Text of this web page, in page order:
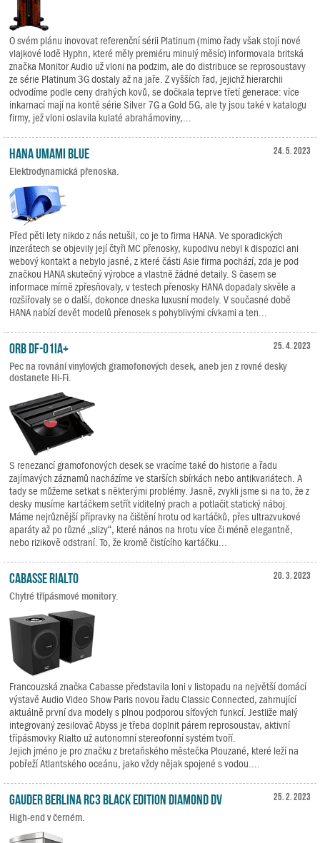
O svém plánu inovovat referenční sérii Platinum (mimo řady však stojí nové
vlajkové lodě Hyphn, které měly premiéru minulý měsíc) informovala britská
značka Monitor Audio už vloni na podzim, ale do distribuce se reprosoustavy
ze série Platinum 3G dostaly až na jaře. Z vyšších řad, jejichž hierarchii
odvodíme podle ceny drahých kovů, se dočkala teprve třetí generace: více
inkarnací mají na kontě série Silver 7G a Gold 5G, ale ty jsou také v katalogu
firmy, jež vloni oslavila kulaté abrahámoviny,...
24. 5. 2023
HANA Umami Blue
Elektrodynamická přenoska.
Před pěti lety nikdo z nás netušil, co je to firma HANA. Ve sporadických
inzerátech se objevily její čtyři MC přenosky, kupodivu nebyl k dispozici ani
webový kontakt a nebylo jasné, z které části Asie firma pochází, zda je pod
značkou HANA skutečný výrobce a vlastně žádné detaily. S časem se
informace mírně zpřesňovaly, v testech přenosky HANA dopadaly skvěle a
rozšiřovaly se o další, dokonce dneska luxusní modely. V současné době
HANA nabízí devět modelů přenosek s pohyblivými cívkami a ten...
25. 4. 2023
ORB DF-01iA+
Pec na rovnání vinylových gramofonových desek, aneb jen z rovné desky
dostanete Hi-Fi.
S renezancí gramofonových desek se vracíme také do historie a řadu
zajímavých záznamů nacházíme ve starších sbírkách nebo antikvariátech. A
tady se můžeme setkat s některými problémy. Jasně, zvykli jsme si na to, že z
desky musíme kartáčkem setřít viditelný prach a potlačit statický náboj.
Máme nejrůznější přípravky na čištění hrotu od kartáčků, přes ultrazvukové
aparáty až po různé „slizy“, které nános na hrotu více či méně elegantně,
nebo rizikově odstraní. To, že kromě čistícího kartáčku...
20. 3. 2023
Cabasse RIALTO
Chytré třípásmové monitory.
Francouzská značka Cabasse představila loni v listopadu na největší domácí
výstavě Audio Video Show Paris novou řadu Classic Connected, zahrnující
aktuálně první dva modely s plnou podporou síťových funkcí. Jestliže malý
integrovaný zesilovač Abyss je třeba doplnit párem reprosoustav, aktivní
třípásmovky Rialto už autonomní stereofonní systém tvoří.
Jejich jméno je pro značku z bretaňského městečka Plouzané, které leží na
pobřeží Atlantského oceánu, jako vždy nějak spojené s vodou....
25. 2. 2023
Gauder Berlina RC3 Black Edition Diamond DV
High-end v černém.